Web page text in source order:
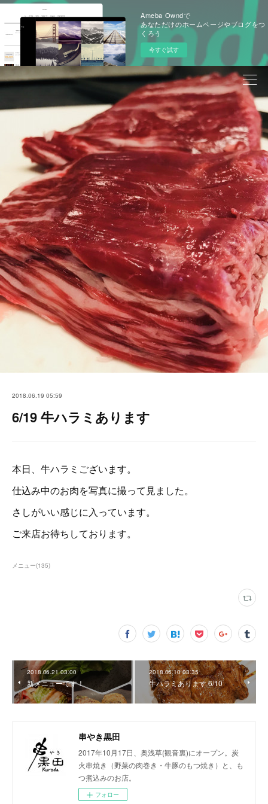
Ameba Owndで
あなただけのホームページやブログをつ
くろう
今すぐ試す
2018.06.19 05:59
6/19 牛ハラミあります
本日、牛ハラミございます。
仕込み中のお肉を写真に撮って見ました。
さしがいい感じに入っています。
ご来店お待ちしております。
メニュー(135)
2018.06.21 03:00
新メニューです！
2018.06.10 03:35
牛ハラミあります 6/10
串やき黒田
2017年10月17日、奥浅草(観音裏)にオープン。炭
火串焼き（野菜の肉巻き・牛豚のもつ焼き）と、も
つ煮込みのお店。
フォロー